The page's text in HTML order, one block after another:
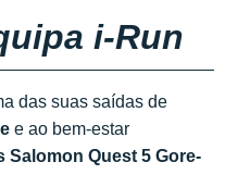
i-Run
das suas saídas de
e ao bem-estar
Salomon Quest 5 Gore-